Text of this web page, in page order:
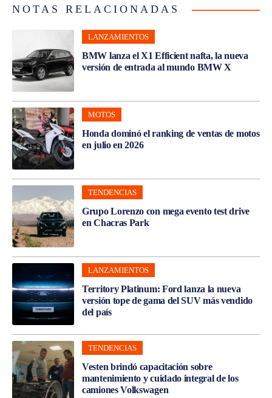
NOTAS RELACIONADAS
LANZAMIENTOS
BMW lanza el X1 Efficient nafta, la nueva
versión de entrada al mundo BMW X
MOTOS
Honda dominó el ranking de ventas de motos
en julio en 2026
TENDENCIAS
Grupo Lorenzo con mega evento test drive
en Chacras Park
LANZAMIENTOS
Territory Platinum: Ford lanza la nueva
versión tope de gama del SUV más vendido
del país
TENDENCIAS
Vesten brindó capacitación sobre
mantenimiento y cuidado integral de los
camiones Volkswagen